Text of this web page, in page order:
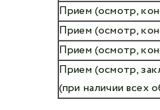
Прием (осмотр,
Прием (осмотр,
Прием (осмотр,
Прием (осмотр,
(при наличии всех